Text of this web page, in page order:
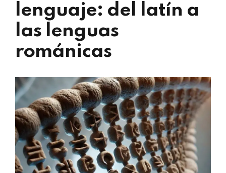
lenguaje: del latín a
las lenguas
románicas